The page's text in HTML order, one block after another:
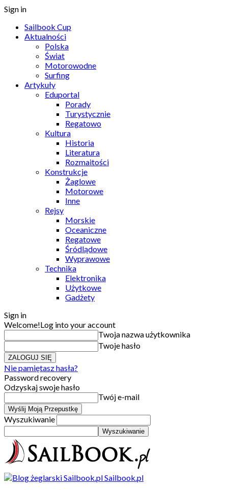
Sign in
Sailbook Cup
Aktualności
Polska
Świat
Motorowodne
Surfing
Artykuły
Eduportal
Porady
Turystycznie
Regatowo
Kultura
Historia
Literatura
Rozmaitości
Konstrukcje
Żaglowe
Motorowe
Inne
Rejsy
Morskie
Oceaniczne
Regatowe
Śródlądowe
Wyprawowe
Technika
Elektronika
Użytkowe
Gadżety
Sign in
Welcome!Log into your account
Twoja nazwa użytkownika
Twoje hasło
Nie pamiętasz hasła?
Password recovery
Odzyskaj swoje hasło
Twój e-mail
Wyszukiwanie
Sailbook.pl